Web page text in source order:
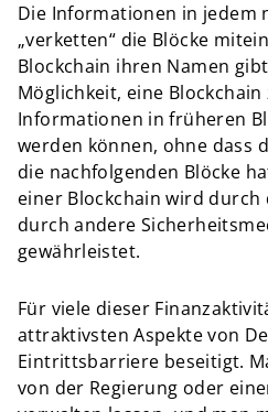
Die Informationen in jedem
„verketten“ die Blöcke
Blockchain ihren Namen
Möglichkeit, eine
Informationen in früheren
werden können, ohne dass
die nachfolgenden Blöcke
einer Blockchain wird durch
durch andere
gewährleistet.
Für viele dieser
attraktivsten Aspekte von
Eintrittsbarriere beseitigt.
von der Regierung oder